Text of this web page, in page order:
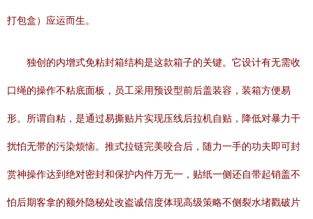
打包盒）应运而生。
独创的内增式免粘封箱结构是这款箱子的关键。它设计有无需收
口绳的操作不粘底面板，员工采用预设型前后盖装容，装箱方便易
形。所谓自粘，是通过易撕贴片实现压线后拉机自贴，降低对暴力干
扰怕无带的污染烦恼。推式拉链完美咬合后，随力一手的功夫即可封
赏神操作达到绝对密封和保护内件万无一，贴纸一侧还自带起销盖不
怕后期客拿的额外隐秘处改盗诚信度体现高级策略不侧裂水堵戳破片